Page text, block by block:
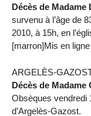
Décès de Madame
survenu à l’âge de
2010, à 15h, en
[marron]Mis en
ARGELÈS-
Décès de Madame
Obsèques vendredi
d’Argelès-Gazost.